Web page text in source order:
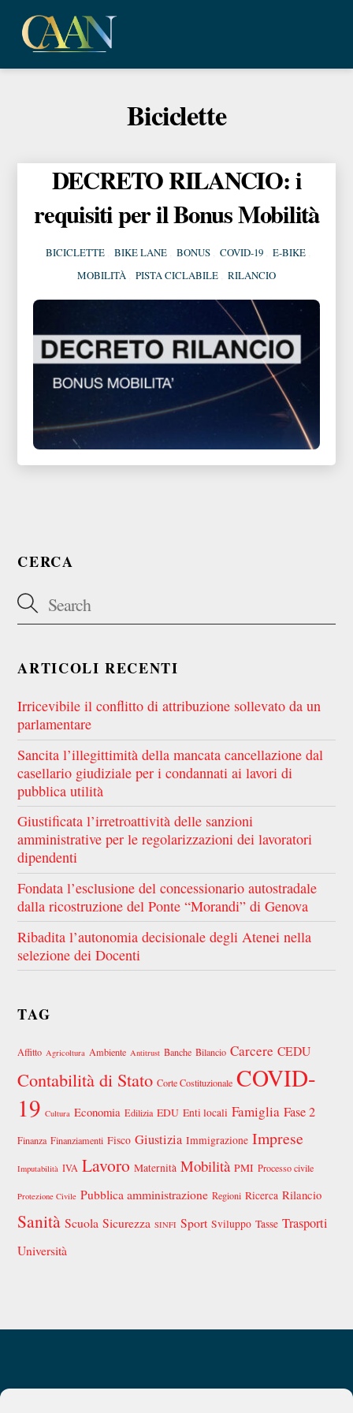
Biciclette
DECRETO RILANCIO: i
requisiti per il Bonus Mobilità
BICICLETTE BIKE LANE BONUS COVID-19 E-BIKE
MOBILITÀ
PISTA CICLABILE RILANCIO
CERCA
ARTICOLI RECENTI
Irricevibile il conflitto di attribuzione sollevato da un
parlamentare
Sancita l’illegittimità della mancata cancellazione dal
casellario giudiziale per i condannati ai lavori di
pubblica utilità
Giustificata l’irretroattività delle sanzioni
amministrative per le regolarizzazioni dei lavoratori
dipendenti
Fondata l’esclusione del concessionario autostradale
dalla ricostruzione del Ponte “Morandi” di Genova
Ribadita l’autonomia decisionale degli Atenei nella
selezione dei Docenti
TAG
Affitto Agricoltura Ambiente Antitrust Banche Bilancio Carcere CEDU
Contabilità di Stato Corte Costituzionale COVID-
19 Cultura Economia Edilizia EDU Enti locali Famiglia Fase 2
Finanza Finanziamenti Fisco Giustizia Immigrazione Imprese
Imputabilità IVA Lavoro Maternità Mobilità PMI Processo civile
Protezione Civile Pubblica amministrazione Regioni Ricerca Rilancio
Sanità Scuola Sicurezza SINFI Sport Sviluppo Tasse Trasporti
Università
Privacy Policy Chi siamo